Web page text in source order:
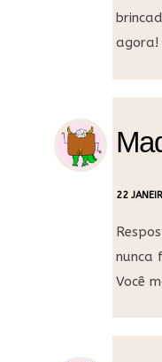
agora!
22
nunca
Você